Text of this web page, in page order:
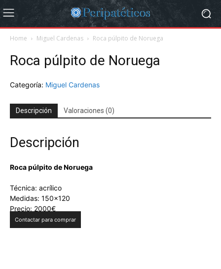
Home Miguel Cardenas Roca púlpito de Noruega
Roca púlpito de Noruega
Categoría: Miguel Cardenas
Descripción Valoraciones (0)
Descripción
Roca púlpito de Noruega
Técnica: acrílico
Medidas: 150×120
Precio: 2000€
Contactar para comprar